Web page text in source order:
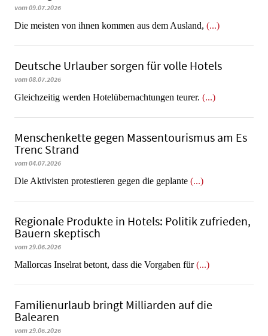
vom 09.07.2026
Die meisten von ihnen kommen aus dem Ausland, (...)
Deutsche Urlauber sorgen für volle Hotels
vom 08.07.2026
Gleichzeitig werden Hotelübernachtungen teurer. (...)
Menschenkette gegen Massentourismus am Es
Trenc Strand
vom 04.07.2026
Die Aktivisten protestieren gegen die geplante (...)
Regionale Produkte in Hotels: Politik zufrieden,
Bauern skeptisch
vom 29.06.2026
Mallorcas Inselrat betont, dass die Vorgaben für(...)
Familienurlaub bringt Milliarden auf die
Balearen
vom 29.06.2026